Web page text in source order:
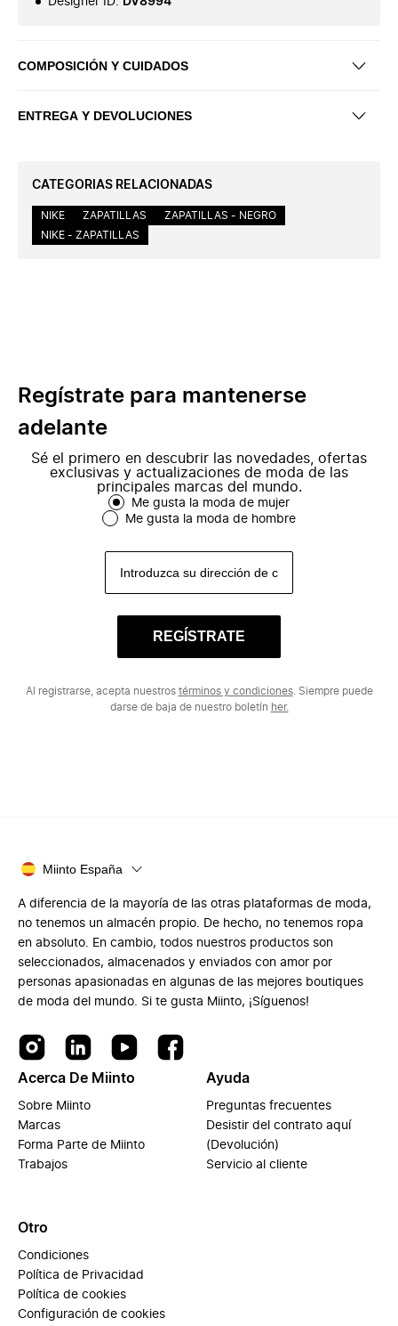
COMPOSICIÓN Y CUIDADOS
ENTREGA Y DEVOLUCIONES
CATEGORIAS RELACIONADAS
NIKE ZAPATILLAS
ZAPATILLAS - NEGRO
NIKE - ZAPATILLAS
Regístrate para mantenerse
adelante
Sé el primero en descubrir las novedades, ofertas
exclusivas y actualizaciones de moda de las
principales marcas del mundo.
Me gusta la moda de mujer
Me gusta la moda de hombre
REGÍSTRATE
Al registrarse, acepta nuestros términos y condiciones. Siempre puede
darse de baja de nuestro boletín her.
Miinto España
A diferencia de la mayoría de las otras plataformas de moda,
no tenemos un almacén propio. De hecho, no tenemos ropa
en absoluto. En cambio, todos nuestros productos son
seleccionados, almacenados y enviados con amor por
personas apasionadas en algunas de las mejores boutiques
de moda del mundo. Si te gusta Miinto, ¡Síguenos!
Acerca De Miinto
Sobre Miinto
Marcas
Forma Parte de Miinto
Trabajos
Ayuda
Preguntas frecuentes
Desistir del contrato aquí
(Devolución)
Servicio al cliente
Otro
Condiciones
Política de Privacidad
Política de cookies
Configuración de cookies